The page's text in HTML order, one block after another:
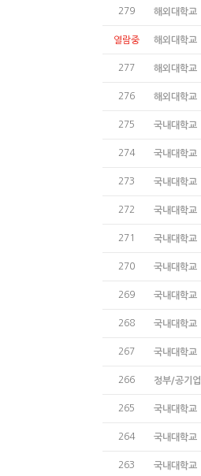
279 해외대학교
열람중 해외대학교
277 해외대학교
276 해외대학교
275 국내대학교
274 국내대학교
273 국내대학교
272 국내대학교
271 국내대학교
270 국내대학교
269 국내대학교
268 국내대학교
267 국내대학교
266 정부/공기업
265 국내대학교
264 국내대학교
263 국내대학교